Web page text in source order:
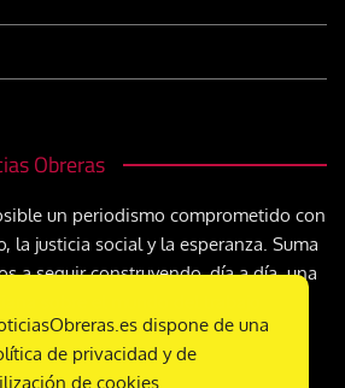
Obreras
un periodismo comprometido con
la justicia social y la esperanza. Suma
a seguir construyendo, día a día, una
sobre el mundo del trabajo
dispone de una
de privacidad y de
de cookies